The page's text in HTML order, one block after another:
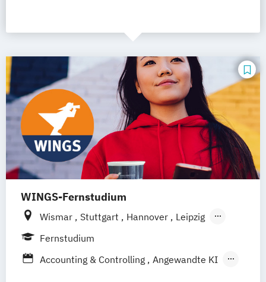
WINGS-Fernstudium
Wismar Stuttgart Hannover
Leipzig
Frankfurt am Main
Nürnberg
Fernstudium
Accounting & Controlling
Angewandte KI